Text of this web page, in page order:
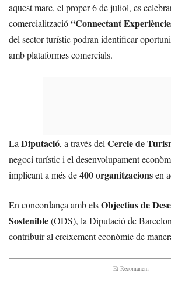
aquest marc, el proper 6 de juliol, es
comercialització“Connectant
del sector turístic podran identificar
amb plataformes comercials.
La Diputació, a través del Cercle de
negoci turístic i el desenvolupament
implicant a més de400 organitzacionsen
En concordança amb elsObjectius de
Sostenible(ODS), la Diputació de
contribuir al creixement econòmic de
- Et Recomanem -